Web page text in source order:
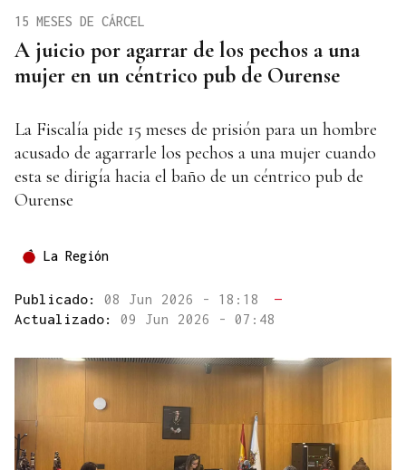
A juicio por agarrar de los pechos a una
mujer en un céntrico pub de Ourense
15 MESES DE CÁRCEL
La Fiscalía pide 15 meses de prisión para un hombre
acusado de agarrarle los pechos a una mujer cuando
esta se dirigía hacia el baño de un céntrico pub de
Ourense
La Región
Publicado: 08 Jun 2026 - 18:18
—
Actualizado: 09 Jun 2026 - 07:48